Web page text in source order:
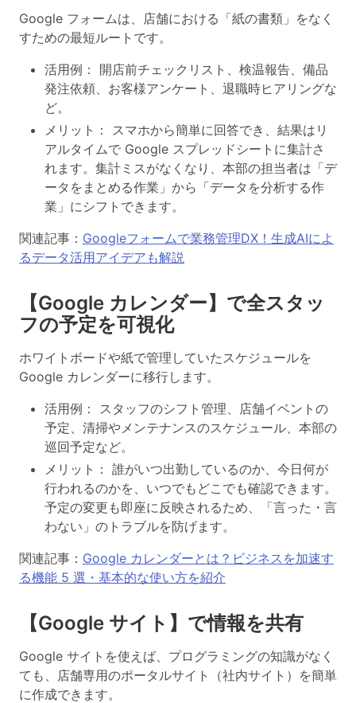
Google フォームは、店舗における「紙の書類」をなく
すための最短ルートです。
活用例： 開店前チェックリスト、検温報告、備品
発注依頼、お客様アンケート、退職時ヒアリングな
ど。
メリット： スマホから簡単に回答でき、結果はリ
アルタイムで Google スプレッドシートに集計さ
れます。集計ミスがなくなり、本部の担当者は「デ
ータをまとめる作業」から「データを分析する作
業」にシフトできます。
関連記事： Googleフォームで業務管理DX！生成AIによ
るデータ活用アイデアも解説
【Google カレンダー】で全スタッ
フの予定を可視化
ホワイトボードや紙で管理していたスケジュールを
Google カレンダーに移行します。
活用例： スタッフのシフト管理、店舗イベントの
予定、清掃やメンテナンスのスケジュール、本部の
巡回予定など。
メリット： 誰がいつ出勤しているのか、今日何が
行われるのかを、いつでもどこでも確認できます。
予定の変更も即座に反映されるため、「言った・言
わない」のトラブルを防げます。
関連記事： Google カレンダーとは？ビジネスを加速す
る機能 5 選・基本的な使い方を紹介
【Google サイト】で情報を共有
Google サイトを使えば、プログラミングの知識がなく
ても、店舗専用のポータルサイト（社内サイト）を簡単
に作成できます。